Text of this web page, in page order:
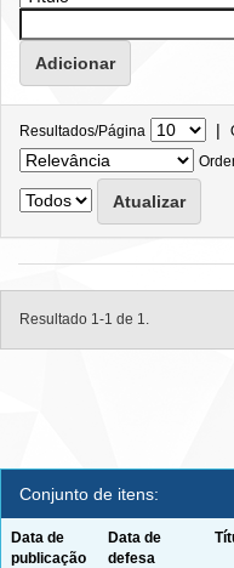
Resultados/Página |
Resultado 1-1 de 1.
Conjunto de itens:
Data de
publicação
Data de
defesa